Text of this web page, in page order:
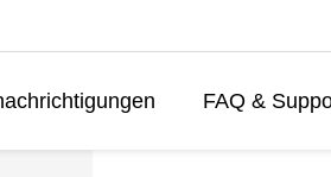
FAQ &